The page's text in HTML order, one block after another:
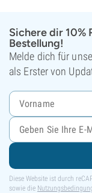
Sichere dir 10%
Bestellung!
Melde dich für
als Erster von
Diese Website ist durch
sowie die